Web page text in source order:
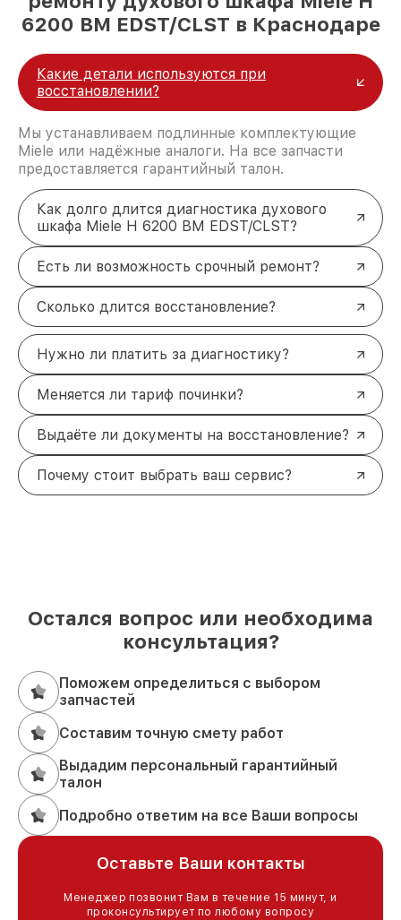
6200 BM EDST/CLST в Краснодаре
Какие детали используются при
восстановлении?
Мы устанавливаем подлинные комплектующие
Miele или надёжные аналоги. На все запчасти
предоставляется гарантийный талон.
Как долго длится диагностика духового
шкафа Miele H 6200 BM EDST/CLST?
Есть ли возможность срочный ремонт?
Сколько длится восстановление?
Нужно ли платить за диагностику?
Меняется ли тариф починки?
Выдаёте ли документы на восстановление?
Почему стоит выбрать ваш сервис?
Остался вопрос или необходима
консультация?
Поможем определиться с выбором
запчастей
Составим точную смету работ
Выдадим персональный гарантийный
талон
Подробно ответим на все Ваши вопросы
Оставьте Ваши контакты
Менеджер позвонит Вам в течение 15 минут, и
проконсультирует по любому вопросу